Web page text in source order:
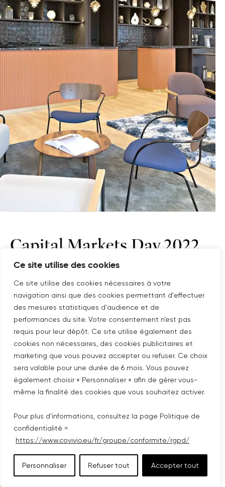
Ce site utilise des cookies
Ce site utilise des cookies nécessaires à votre
navigation ainsi que des cookies permettant d'effectuer
des mesures statistiques d'audience et de
performances du site. Votre consentement n’est pas
requis pour leur dépôt. Ce site utilise également des
cookies non nécessaires, des cookies publicitaires et
marketing que vous pouvez accepter ou refuser. Ce choix
sera valable pour une durée de 6 mois. Vous pouvez
également choisir « Personnaliser » afin de gérer vous-
même la finalité des cookies que vous souhaitez activer.
Pour plus d’informations, consultez la page Politique de
confidentialité =
https://www.covivio.eu/fr/groupe/conformite/rgpd/
Personnaliser Refuser tout Accepter tout
Capital Markets Day 2022
Voir le webcast